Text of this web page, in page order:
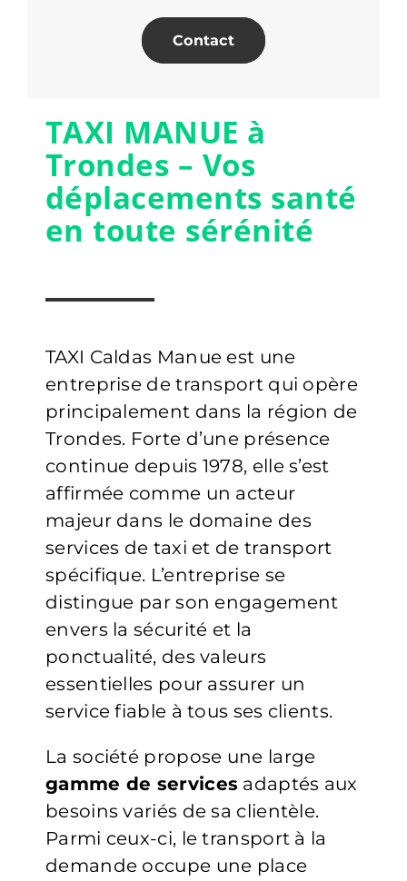
Contact
TAXI MANUE à
Trondes – Vos
déplacements santé
en toute sérénité
TAXI Caldas Manue est une
entreprise de transport qui opère
principalement dans la région de
Trondes. Forte d’une présence
continue depuis 1978, elle s’est
affirmée comme un acteur
majeur dans le domaine des
services de taxi et de transport
spécifique. L’entreprise se
distingue par son engagement
envers la sécurité et la
ponctualité, des valeurs
essentielles pour assurer un
service fiable à tous ses clients.
La société propose une large
gamme de services adaptés aux
besoins variés de sa clientèle.
Parmi ceux-ci, le transport à la
demande occupe une place